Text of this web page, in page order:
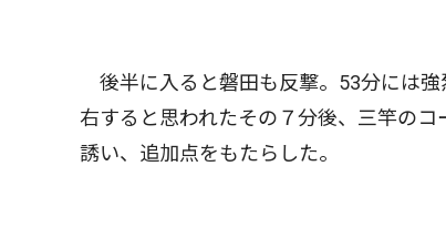
後半に入ると磐田も反撃。53分には
右すると思われたその７分後、三竿の
誘い、追加点をもたらした。